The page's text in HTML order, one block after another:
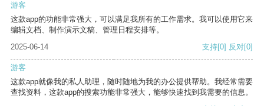
游客
这款app的功能非常强大，可以满足我所有的工作需求。我可以使用它来
编辑文档、制作演示文稿、管理日程安排等。
2025-06-14
支持[0] 反对[0]
游客
这款app就像我的私人助理，随时随地为我的办公提供帮助。我经常需要
查找资料，这款app的搜索功能非常强大，能够快速找到我需要的信息。